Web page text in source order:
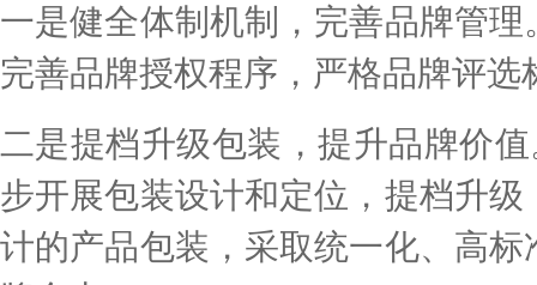
一是健全体制机制，完善品牌管
完善品牌授权程序，严格品牌评
二是提档升级包装，提升品牌价
步开展包装设计和定位，提档升
计的产品包装，采取统一化、高